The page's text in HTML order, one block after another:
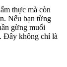
thực mà còn
Nếu bạn từng
gừng muối
Đây không chỉ là